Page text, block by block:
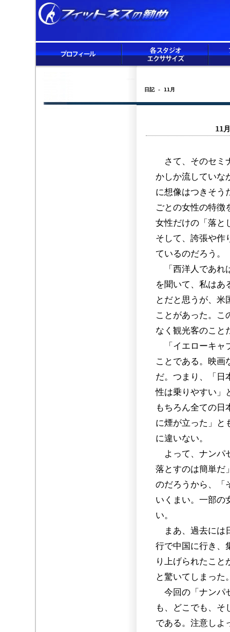
日記 - 11月
11
さて、そのセミ
かしか流していな
に想像はつきそう
ごとの女性の特徴
女性だけの「落と
そして、誇張や作
ているのだろう。
「西洋人であれ
を聞いて、私はあ
とだと思うが、米
ことがあった。こ
なく観光客のこと
「イエローキャ
ことである。映画
だ。つまり、「日
性は乗りやすい」
もちろん全ての日
に煙が立った」と
に違いない。
よって、ナンパ
落とすのは簡単だ
のだろうから、「
いくまい。一部の
い。
まあ、過去には
行で中国に行き、
り上げられたこと
と驚いてしまった
今回の「ナンパ
も、どこでも、そ
である。注意しよ